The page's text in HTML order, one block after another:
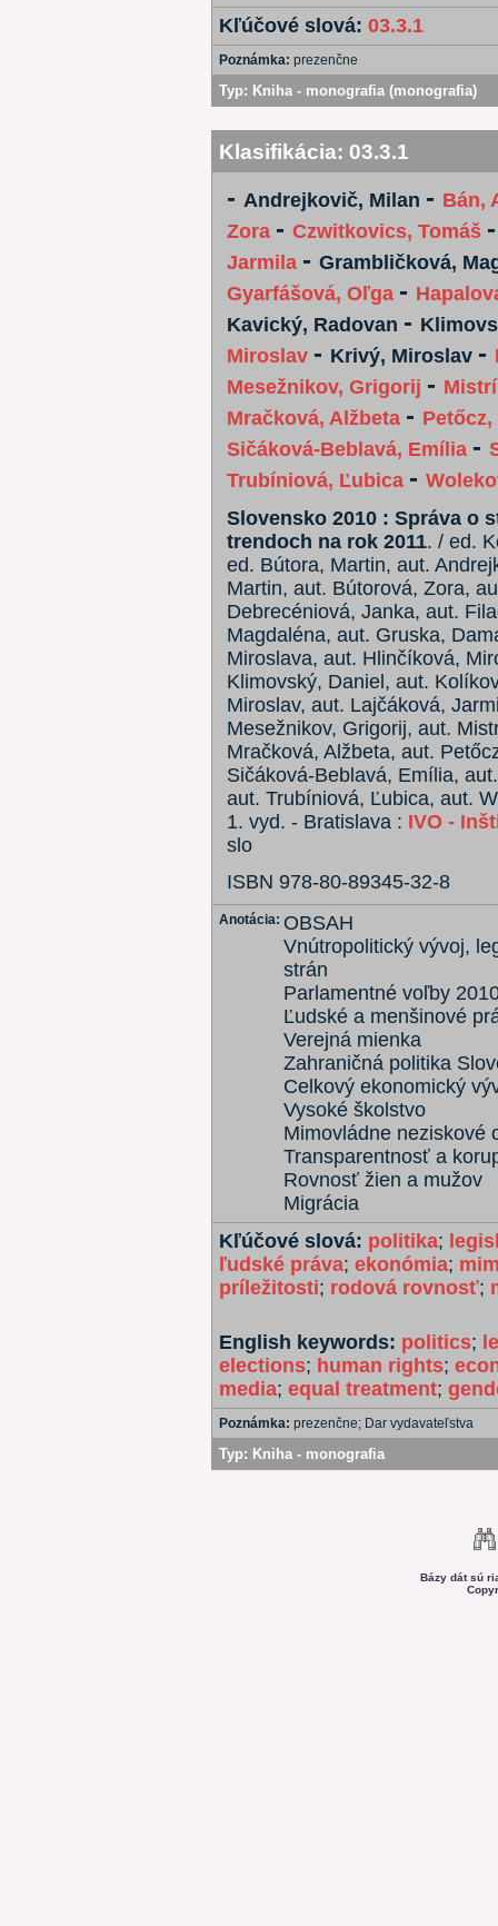
Kľúčové slová: 03.3.1
Poznámka: prezenčne
Typ: Kniha - monografia (monografia)
Klasifikácia: 03.3.1
- Andrejkovič, Milan - Bán,
Zora - Czwitkovics, Tomáš
Jarmila - Grambličková,
Gyarfášová, Oľga -
Kavický, Radovan -
Miroslav - Krivý, Miroslav -
Mesežnikov, Grigorij -
Mračková, Alžbeta -
Sičáková-Beblavá, Emília -
Trubíniová, Ľubica -
Slovensko 2010 : Správa o
trendoch na rok 2011. / ed.
ed. Bútora, Martin, aut.
Martin, aut. Bútorová, Zora,
Debrecéniová, Janka, aut.
Magdaléna, aut. Gruska,
Miroslava, aut. Hlinčíková,
Klimovský, Daniel, aut.
Miroslav, aut. Lajčáková,
Mesežnikov, Grigorij, aut.
Mračková, Alžbeta, aut.
Sičáková-Beblavá, Emília,
aut. Trubíniová, Ľubica, aut.
1. vyd. - Bratislava : IVO -
slo
ISBN 978-80-89345-32-8
Anotácia: OBSAH
Vnútropolitický vývoj,
strán
Parlamentné voľby
Ľudské a menšinové
Verejná mienka
Zahraničná politika
Celkový ekonomický
Vysoké školstvo
Mimovládne neziskové
Transparentnosť a
Rovnosť žien a mužov
Migrácia
Kľúčové slová: politika;
ľudské práva; ekonómia;
príležitosti; rodová rovnosť;
English keywords: politics;
elections; human rights;
media; equal treatment;
Poznámka: prezenčne; Dar vydavateľstva
Typ: Kniha - monografia
Bázy dát sú